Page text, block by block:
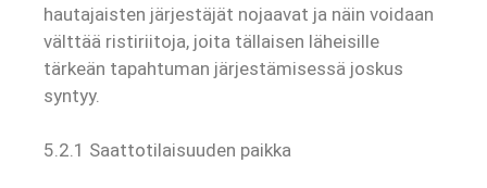
hautajaisten järjestäjät nojaavat ja näin voidaan
välttää ristiriitoja, joita tällaisen läheisille
tärkeän tapahtuman järjestämisessä joskus
syntyy.
5.2.1 Saattotilaisuuden paikka